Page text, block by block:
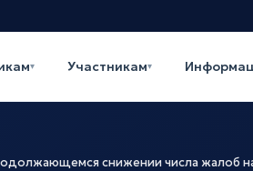
▾ Участникам▾
снижении числа жалоб